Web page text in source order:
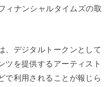
ィナンシャルタイムズの取
、デジタルトークンとして
ツを提供するアーティスト
で利用されることが報じら